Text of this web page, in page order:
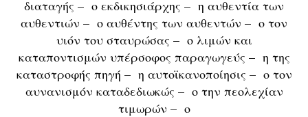
διαταγής – ο εκδικησιάρχης – η αυθεντία των
αυθεντιών – ο αυθέντης των αυθεντών – ο τον
υιόν του σταυρώσας – ο λιμών και
καταποντισμών υπέρσοφος παραγωγεύς – η της
καταστροφής πηγή – η αυτοϊκανοποίησις – ο τον
αυνανισμόν καταδεδιωκώς – ο την πεολεχίαν
τιμωρών – ο